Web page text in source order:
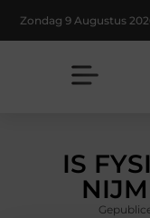
Zondag 9 Augustus
IS